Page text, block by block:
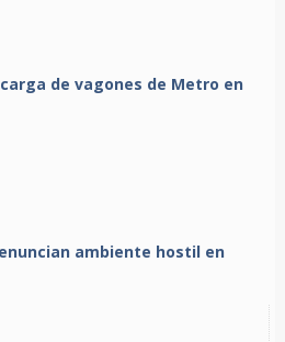
de vagones de Metro en
ambiente hostil en